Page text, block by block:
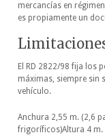
mercancías en
es propiamente un
El RD 2822/98 fija los
máximas, siempre sin
vehículo.
Anchura 2,55 m. (2,6
frigoríficos)Altura 4 m.